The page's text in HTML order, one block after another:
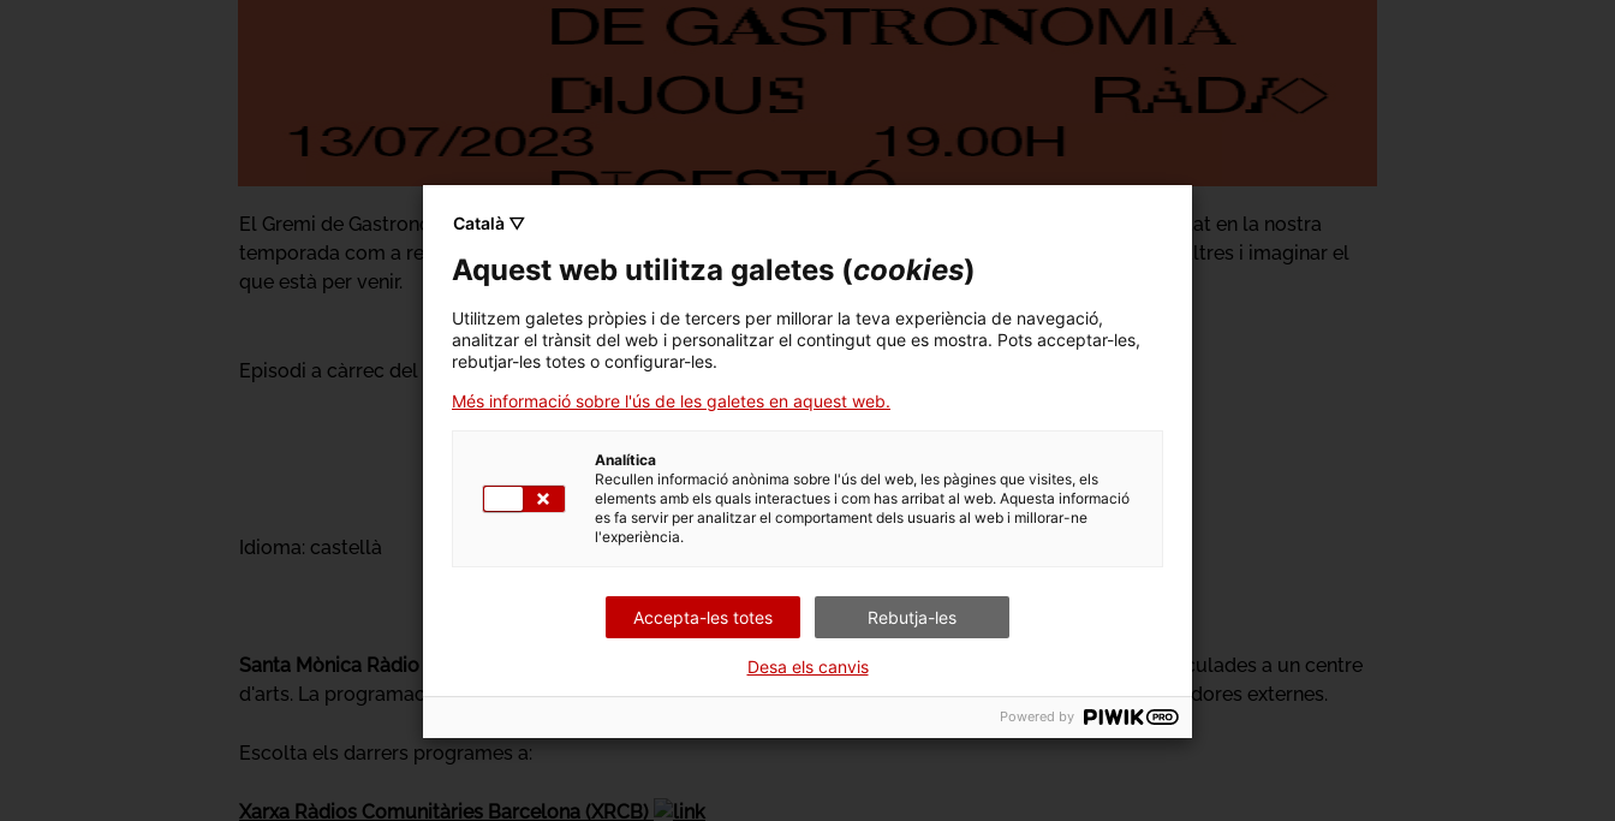
El Gremi de Gastronomia s'asseu a la taula en el capítol final del podcast per digerir el mastegat i fermentat en la nostra
temporada com a residents del Santa Mònica. Us convidem a participar en la conversa, berenar amb nosaltres i imaginar el
que està per venir.
Episodi a càrrec del Gremi de Gastronomia
Idioma: castellà
Santa Mònica Ràdio és un projecte radiofònic que investiga les potencialitats del so i la narrativa oral vinculades a un centre
d'arts. La programació està nodrida tant pels diferents gremis d’artistes residents com per veus col·laboradores externes.
Escolta els darrers programes a:
Xarxa Ràdios Comunitàries Barcelona (XRCB)
Català ▽
Aquest web utilitza galetes (cookies)
Utilitzem galetes pròpies i de tercers per millorar la teva experiència de navegació,
analitzar el trànsit del web i personalitzar el contingut que es mostra. Pots acceptar-les,
rebutjar-les totes o configurar-les.
Més informació sobre l'ús de les galetes en aquest web.
Analítica
Recullen informació anònima sobre l'ús del web, les pàgines que visites, els
elements amb els quals interactues i com has arribat al web. Aquesta informació
es fa servir per analitzar el comportament dels usuaris al web i millorar-ne
l'experiència.
Accepta-les totes Rebutja-les
Desa els canvis
Powered by